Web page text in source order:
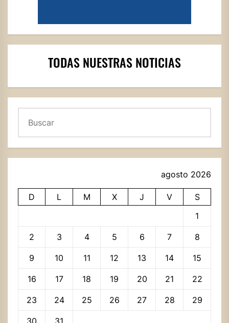
TODAS NUESTRAS NOTICIAS
agosto 2026
D L M X J V
S
1
2 3 4 5 6 7 8
9 10 11 12 13 14 15
16 17 18 19 20 21 22
23 24 25 26 27 28 29